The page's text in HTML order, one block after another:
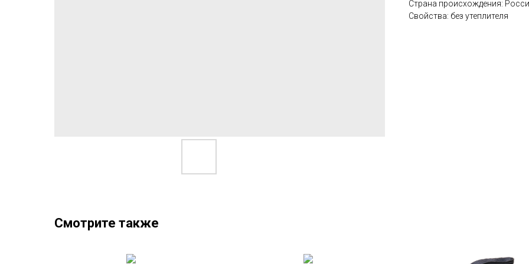
Страна происхождения:
Свойства: без утеплителя
Смотрите также